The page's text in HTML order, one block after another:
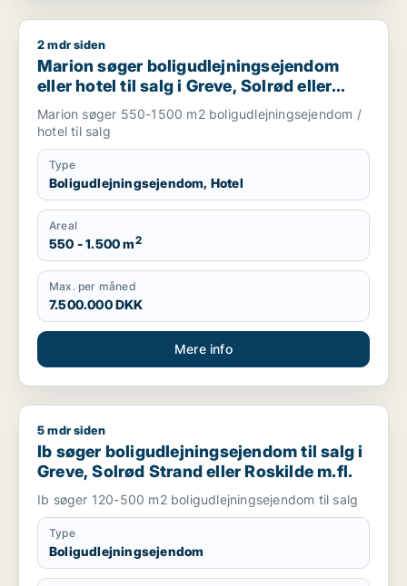
Marion søger boligudlejningsejendom eller hotel til salg i
2 mdr siden
Marion søger boligudlejningsejendom
eller hotel til salg i Greve, Solrød eller
Roskilde m.fl.
Marion søger 550-1500 m2 boligudlejningsejendom /
hotel til salg
Type
Boligudlejningsejendom, Hotel
Areal
550 - 1.500 m2
Max. per måned
7.500.000 DKK
Mere info
Ib søger boligudlejningsejendom til salg i Greve, Solrød
5 mdr siden
Ib søger boligudlejningsejendom til salg i
Greve, Solrød Strand eller Roskilde m.fl.
Ib søger 120-500 m2 boligudlejningsejendom til salg
Type
Boligudlejningsejendom